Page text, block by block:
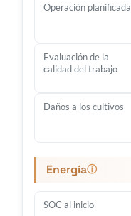
Operación planificada
Evaluación de la
calidad del trabajo
Daños a los cultivos
Energíaⓘ
SOC al inicio